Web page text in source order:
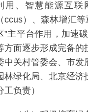
用、智慧能源互联
（ccus）、森林增汇
”主平台作用，加速
方面逐步形成完备的
中关村管委会、市发
林绿化局、北京经
工负责）